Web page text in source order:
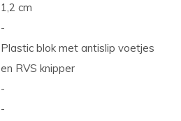
1,2 cm
-
Plastic blok met antislip voetjes
en RVS knipper
-
-